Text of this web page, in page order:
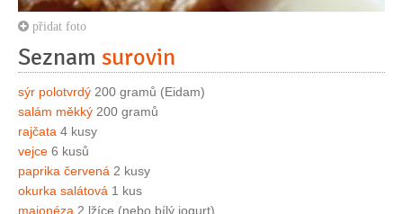
přidat foto
Seznam surovin
sýr polotvrdý 200 gramů (Eidam)
salám měkký 200 gramů
rajčata 4 kusy
vejce 6 kusů
paprika červená 2 kusy
okurka salátová 1 kus
majonéza 2 lžíce (nebo bílý jogurt)